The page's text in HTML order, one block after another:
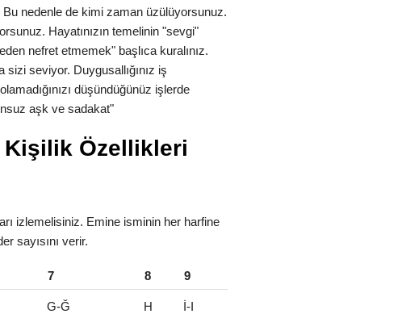
Bu nedenle de kimi zaman üzülüyorsunuz.
Hayatınızın temelinin "sevgi"
nefret etmemek" başlıca kuralınız.
seviyor. Duygusallığınız iş
düşündüğünüz işlerde
aşk ve sadakat"
Kişilik Özellikleri
izlemelisiniz. Emine isminin her harfine
sayısını verir.
7 8 9
G-Ğ H İ-I